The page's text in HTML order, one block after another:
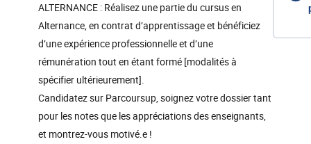
ALTERNANCE : Réalisez une partie du cursus en
Alternance, en contrat d’apprentissage et bénéficiez
d’une expérience professionnelle et d’une
rémunération tout en étant formé [modalités à
spécifier ultérieurement].
Candidatez sur Parcoursup, soignez votre dossier tant
pour les notes que les appréciations des enseignants,
et montrez-vous motivé.e !